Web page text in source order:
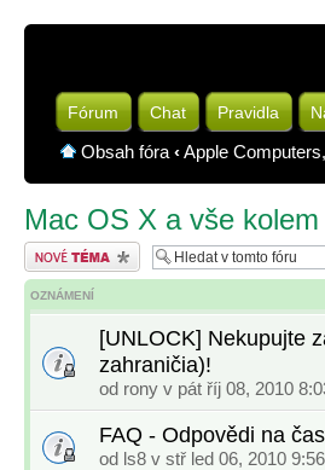
Fórum Chat Pravidla
Obsah fóra ‹Apple
Mac OS X a vše kolem
Odeslat nové téma
OZNÁMENÍ
[UNLOCK] Nekupujte
zahraničia)!
od rony v pát říj 08, 2010
FAQ - Odpovědi na
od ls8 v stř led 06, 2010